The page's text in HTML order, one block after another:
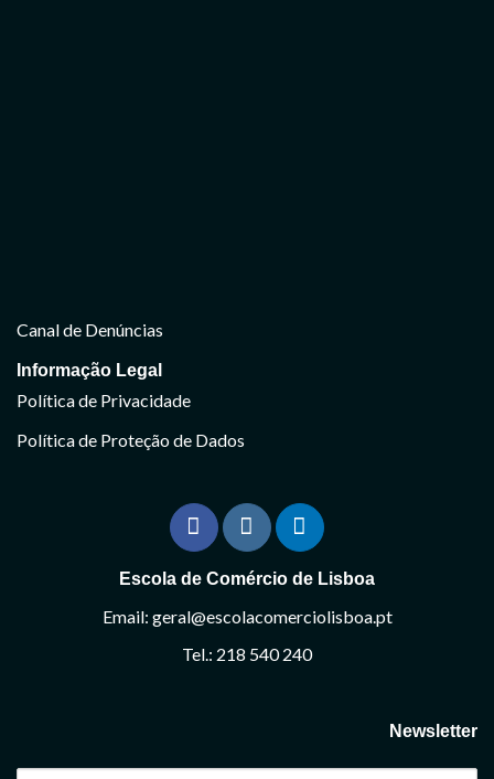
Canal de Denúncias
Informação Legal
Política de Privacidade
Política de Proteção de Dados
Escola de Comércio de Lisboa
Email: geral@escolacomerciolisboa.pt
Tel.: 218 540 240
Newsletter